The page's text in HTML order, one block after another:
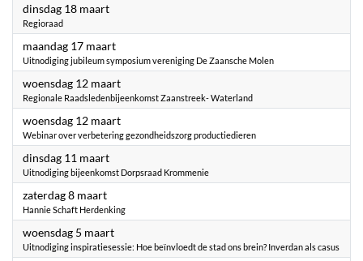
dinsdag 18 maart2025
Regioraad
maandag 17 maart2025
Uitnodiging jubileum symposium vereniging De Zaansche Molen
woensdag 12 maart2025
Regionale Raadsledenbijeenkomst Zaanstreek- Waterland
woensdag 12 maart2025
Webinar over verbetering gezondheidszorg productiedieren
dinsdag 11 maart2025
Uitnodiging bijeenkomst Dorpsraad Krommenie
zaterdag 8 maart2025
Hannie Schaft Herdenking
woensdag 5 maart2025
Uitnodiging inspiratiesessie: Hoe beïnvloedt de stad ons brein? Inverdan als casus